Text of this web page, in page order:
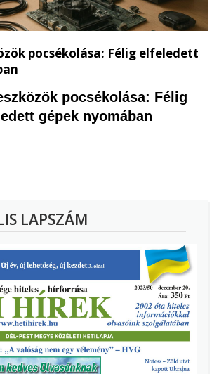
pocsékolása: Félig elfeledett
pocsékolása: Félig
gépek nyomában
LAPSZÁM